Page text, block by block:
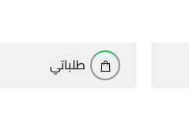
طلباتي